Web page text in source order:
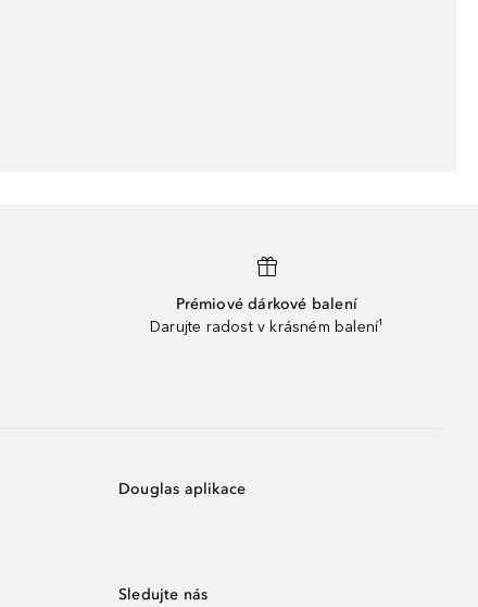
Prémiové dárkové balení
Darujte radost v krásném balení¹
Douglas aplikace
Sledujte nás